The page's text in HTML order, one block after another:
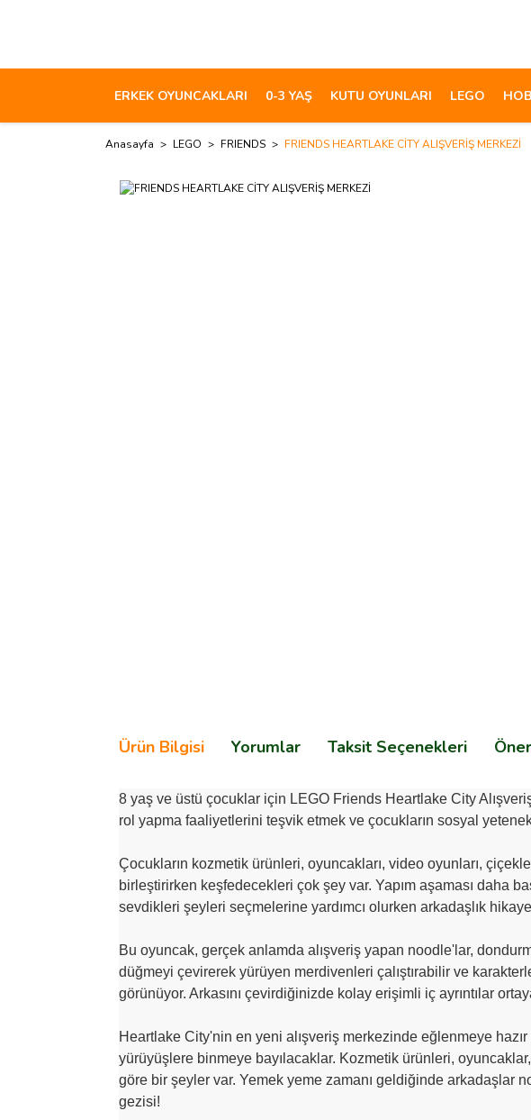
ERKEK OYUNCAKLARI 0-3 YAŞ KUTU OYUNLARI LEGO
Anasayfa LEGO FRIENDS FRIENDS HEARTLAKE CİTY ALIŞVERİŞ MERKEZİ
Ürün Bilgisi Yorumlar Taksit Seçenekleri
8 yaş ve üstü çocuklar için LEGO Friends Heartlake City
rol yapma faaliyetlerini teşvik etmek ve çocukların sosyal
Çocukların kozmetik ürünleri, oyuncakları, video oyunları,
birleştirirken keşfedecekleri çok şey var. Yapım aşaması daha
sevdikleri şeyleri seçmelerine yardımcı olurken arkadaşlık
Bu oyuncak, gerçek anlamda alışveriş yapan noodle'lar,
düğmeyi çevirerek yürüyen merdivenleri çalıştırabilir ve
görünüyor. Arkasını çevirdiğinizde kolay erişimli iç ayrıntılar
Heartlake City'nin en yeni alışveriş merkezinde eğlenmeye hazır
yürüyüşlere binmeye bayılacaklar. Kozmetik ürünleri,
göre bir şeyler var. Yemek yeme zamanı geldiğinde arkadaşlar
gezisi!